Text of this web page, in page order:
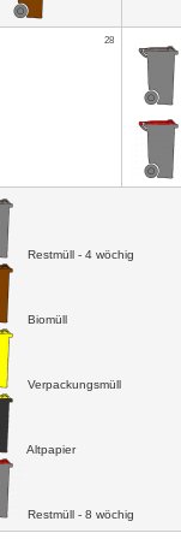
28
Restmüll - 4 wöchig
Biomüll
Verpackungsmüll
Altpapier
Restmüll - 8 wöchig